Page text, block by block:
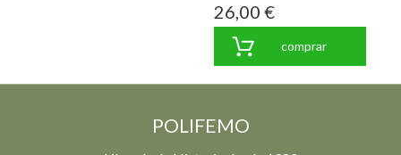
26,00 €
comprar
POLIFEMO